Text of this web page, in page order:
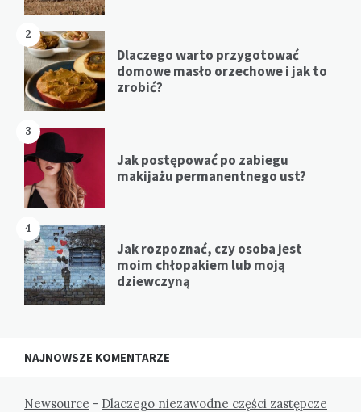
2
Dlaczego warto przygotować
domowe masło orzechowe i jak to
zrobić?
3
Jak postępować po zabiegu
makijażu permanentnego ust?
4
Jak rozpoznać, czy osoba jest
moim chłopakiem lub moją
dziewczyną
NAJNOWSZE KOMENTARZE
Newsource - Dlaczego niezawodne części zastępcze